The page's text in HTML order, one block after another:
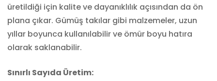
üretildiği için kalite ve dayanıklılık açısından da ön
plana çıkar. Gümüş takılar gibi malzemeler, uzun
yıllar boyunca kullanılabilir ve ömür boyu hatıra
olarak saklanabilir.
Sınırlı Sayıda Üretim: